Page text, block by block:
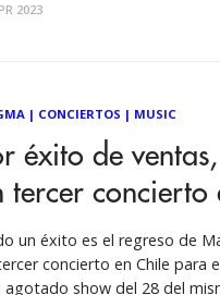
líder Christian Vander,
2023
| CONCIERTOS | MUSIC
éxito de
tercer concierto
un éxito es el regreso de
concierto en Chile para
agotado show del 28 del